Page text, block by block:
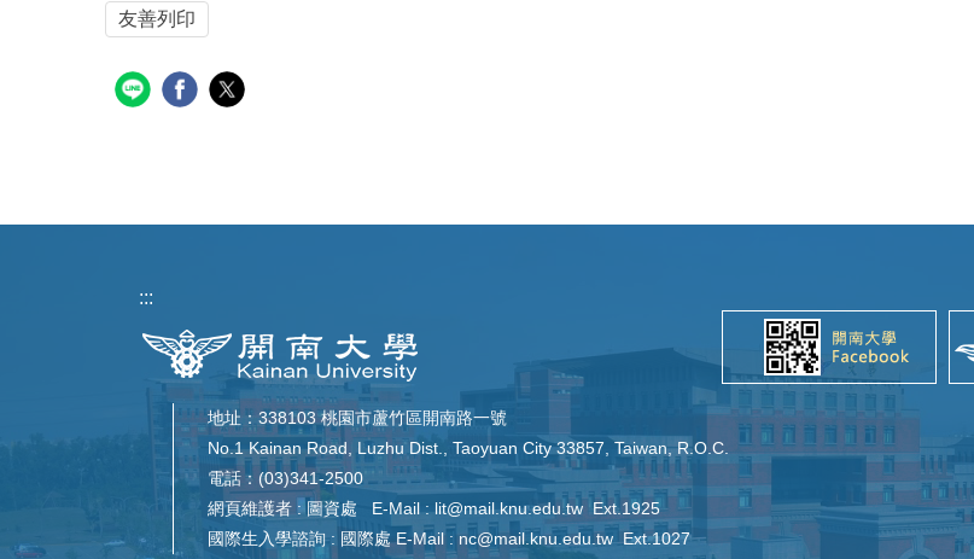
友善列印
:::
地址：338103 桃園市蘆竹區開南路一號
No.1 Kainan Road, Luzhu Dist., Taoyuan City 33857, Taiwan, R.O.C.
電話：(03)341-2500
網頁維護者 : 圖資處 E-Mail : lit@mail.knu.edu.tw Ext.1925
國際生入學諮詢 : 國際處 E-Mail : nc@mail.knu.edu.tw Ext.1027